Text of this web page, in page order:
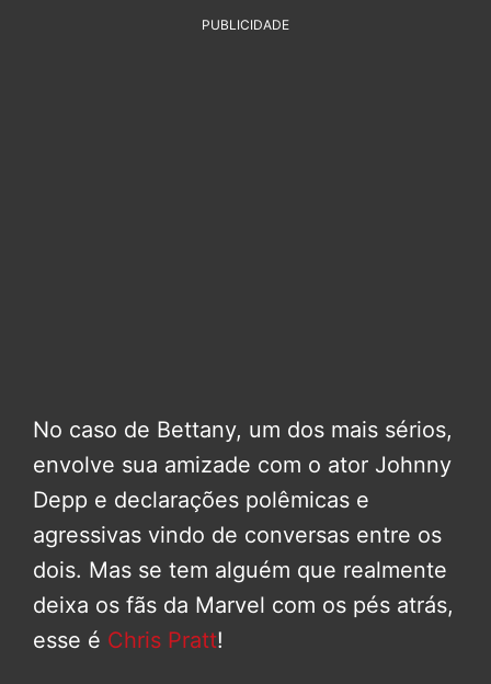
PUBLICIDADE
No caso de Bettany, um dos mais sérios,
envolve sua amizade com o ator Johnny
Depp e declarações polêmicas e
agressivas vindo de conversas entre os
dois. Mas se tem alguém que realmente
deixa os fãs da Marvel com os pés atrás,
esse é Chris Pratt!